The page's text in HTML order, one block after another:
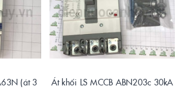
(át 3
Át khối LS MCCB ABN203c 30kA